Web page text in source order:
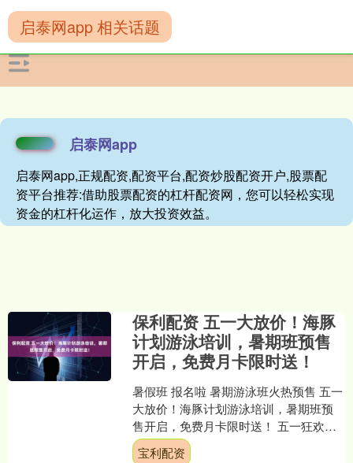
启泰网app
启泰网app,正规配资,配资平台,配资炒股配资开户,股票配
资平台推荐:借助股票配资的杠杆配资网，您可以轻松实现
资金的杠杆化运作，放大投资效益。
启泰网app 相关话题
保利配资 五一大放价！海豚
计划游泳培训，暑期班预售
开启，免费月卡限时送！
暑假班 报名啦 暑期游泳班火热预售 五一
大放价！海豚计划游泳培训，暑期班预
售开启，免费月卡限时送！ 五一狂欢福
利来袭🔥 海豚计划游泳培训中心 超值福
宝利配资